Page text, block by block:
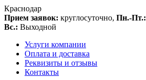
Краснодар
Прием заявок: круглосуточно, Пн.-Пт.:
Вс.: Выходной
Услуги компании
Оплата и доставка
Реквизиты и отзывы
Контакты